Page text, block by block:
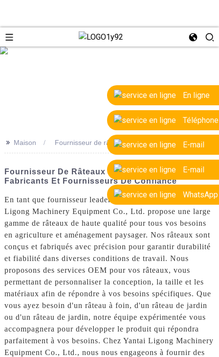
En ligne
Téléphone
E-mail
E-mail
WhatsApp
>> Maison Fournisseur de râteaux OEM
Fournisseur De Râteaux OEM De Haute Qualité –
Fabricants Et Fournisseurs De Confiance
En tant que fournisseur leader de râteaux OEM, Yantai
Ligong Machinery Equipment Co., Ltd. propose une large
gamme de râteaux de haute qualité pour tous vos besoins
en agriculture et aménagement paysager. Nos râteaux sont
conçus et fabriqués avec précision pour garantir durabilité
et fiabilité dans diverses conditions de travail. Nous
proposons des services OEM pour vos râteaux, vous
permettant de personnaliser la conception, la taille et les
matériaux afin de répondre à vos besoins spécifiques. Que
vous ayez besoin d'un râteau à foin, d'un râteau de jardin
ou d'un râteau de jardin, notre équipe expérimentée vous
accompagnera pour développer le produit qui répondra
parfaitement à vos besoins. Chez Yantai Ligong Machinery
Equipment Co., Ltd., nous nous engageons à fournir des